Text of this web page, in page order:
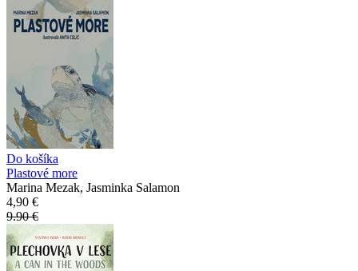
Do košíka
Plastové more
Marina Mezak, Jasminka Salamon
4,90 €
9.90 €